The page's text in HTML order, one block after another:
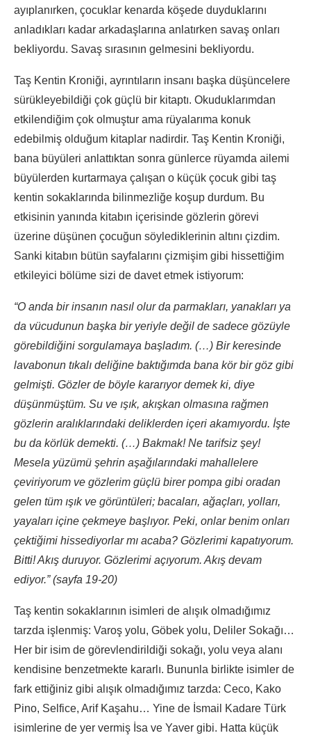
ayıplanırken, çocuklar kenarda köşede duyduklarını
anladıkları kadar arkadaşlarına anlatırken savaş onları
bekliyordu. Savaş sırasının gelmesini bekliyordu.
Taş Kentin Kroniği, ayrıntıların insanı başka düşüncelere
sürükleyebildiği çok güçlü bir kitaptı. Okuduklarımdan
etkilendiğim çok olmuştur ama rüyalarıma konuk
edebilmiş olduğum kitaplar nadirdir. Taş Kentin Kroniği,
bana büyüleri anlattıktan sonra günlerce rüyamda ailemi
büyülerden kurtarmaya çalışan o küçük çocuk gibi taş
kentin sokaklarında bilinmezliğe koşup durdum. Bu
etkisinin yanında kitabın içerisinde gözlerin görevi
üzerine düşünen çocuğun söylediklerinin altını çizdim.
Sanki kitabın bütün sayfalarını çizmişim gibi hissettiğim
etkileyici bölüme sizi de davet etmek istiyorum:
“O anda bir insanın nasıl olur da parmakları, yanakları ya
da vücudunun başka bir yeriyle değil de sadece gözüyle
görebildiğini sorgulamaya başladım. (…) Bir keresinde
lavabonun tıkalı deliğine baktığımda bana kör bir göz gibi
gelmişti. Gözler de böyle kararıyor demek ki, diye
düşünmüştüm. Su ve ışık, akışkan olmasına rağmen
gözlerin aralıklarındaki deliklerden içeri akamıyordu. İşte
bu da körlük demekti. (…) Bakmak! Ne tarifsiz şey!
Mesela yüzümü şehrin aşağılarındaki mahallelere
çeviriyorum ve gözlerim güçlü birer pompa gibi oradan
gelen tüm ışık ve görüntüleri; bacaları, ağaçları, yolları,
yayaları içine çekmeye başlıyor. Peki, onlar benim onları
çektiğimi hissediyorlar mı acaba? Gözlerimi kapatıyorum.
Bitti! Akış duruyor. Gözlerimi açıyorum. Akış devam
ediyor.” (sayfa 19-20)
Taş kentin sokaklarının isimleri de alışık olmadığımız
tarzda işlenmiş: Varoş yolu, Göbek yolu, Deliler Sokağı…
Her bir isim de görevlendirildiği sokağı, yolu veya alanı
kendisine benzetmekte kararlı. Bununla birlikte isimler de
fark ettiğiniz gibi alışık olmadığımız tarzda: Ceco, Kako
Pino, Selfice, Arif Kaşahu… Yine de İsmail Kadare Türk
isimlerine de yer vermiş İsa ve Yaver gibi. Hatta küçük